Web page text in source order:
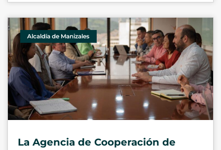
Alcaldía de Manizales
La Agencia de Cooperación de